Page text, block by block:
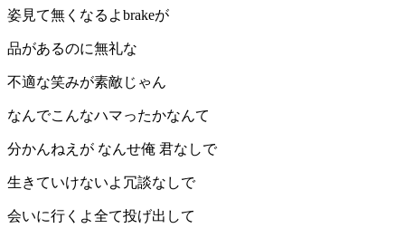
姿見て無くなるよbrakeが
品があるのに無礼な
不適な笑みが素敵じゃん
なんでこんなハマったかなんて
分かんねえが なんせ俺 君なしで
生きていけないよ冗談なしで
会いに行くよ全て投げ出して